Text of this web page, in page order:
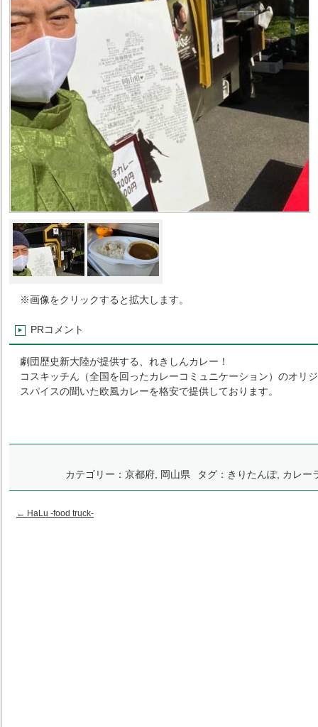
※画像をクリックすると拡大します。
PRコメント
劇団歴史新大陸が提供する、れきしんカレー！
コスキッチん（全国を回ったカレーコミュニケーション）のオリ
スパイスの聞いた欧風カレーを格安で提供しております。
カテゴリー： 京都府 岡山県 タグ： きりたんぽ, カレー
← HaLu -food truck-